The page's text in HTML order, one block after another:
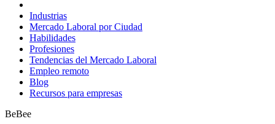
Industrias
Mercado Laboral por Ciudad
Habilidades
Profesiones
Tendencias del Mercado Laboral
Empleo remoto
Blog
Recursos para empresas
BeBee